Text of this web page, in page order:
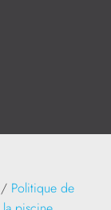
Politique de